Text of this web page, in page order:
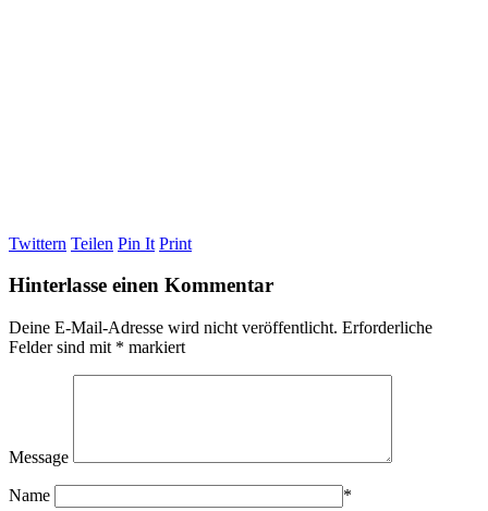
Twittern Teilen Pin It Print
Hinterlasse einen Kommentar
Deine E-Mail-Adresse wird nicht veröffentlicht. Erforderliche
Felder sind mit * markiert
Message
Name *